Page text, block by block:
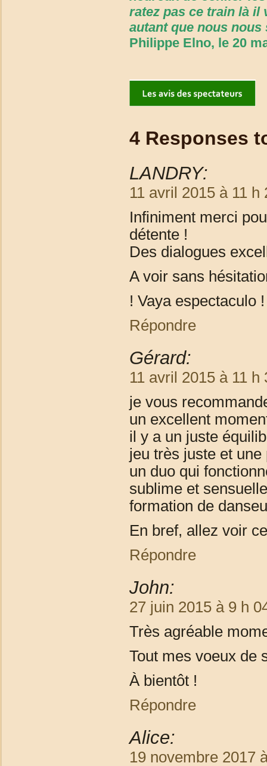
ratez pas ce train là il
autant que nous
Philippe Elno, le 20
4 Responses
LANDRY:
11 avril 2015 à 11 h
Infiniment merci
détente !
Des dialogues
A voir sans
! Vaya espectaculo
Répondre
Gérard:
11 avril 2015 à 11 h
je vous
un excellent
il y a un juste
jeu très juste et
un duo qui
sublime et
formation de
En bref, allez voir
Répondre
John:
27 juin 2015 à 9 h
Très agréable
Tout mes voeux de
À bientôt !
Répondre
Alice:
19 novembre 2017